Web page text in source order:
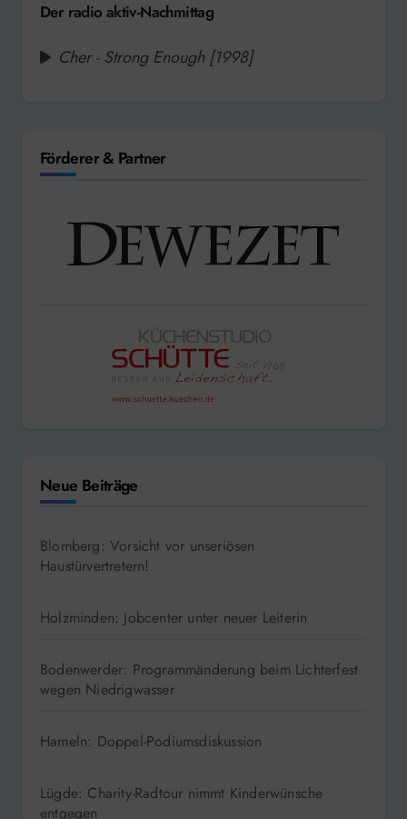
Der radio aktiv-Nachmittag
Cher - Strong Enough [1998]
Förderer & Partner
Neue Beiträge
Blomberg: Vorsicht vor unseriösen
Haustürvertretern!
Holzminden: Jobcenter unter neuer Leiterin
Bodenwerder: Programmänderung beim Lichterfest
wegen Niedrigwasser
Hameln: Doppel-Podiumsdiskussion
Lügde: Charity-Radtour nimmt Kinderwünsche
entgegen